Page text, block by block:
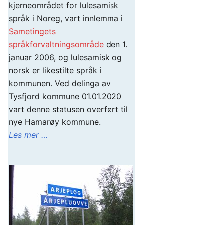
kjerneområdet for lulesamisk
språk i Noreg, vart innlemma i
Sametingets
språkforvaltningsområde den 1.
januar 2006, og lulesamisk og
norsk er likestilte språk i
kommunen. Ved delinga av
Tysfjord kommune 01.01.2020
vart denne statusen overført til
nye Hamarøy kommune.
Les mer …